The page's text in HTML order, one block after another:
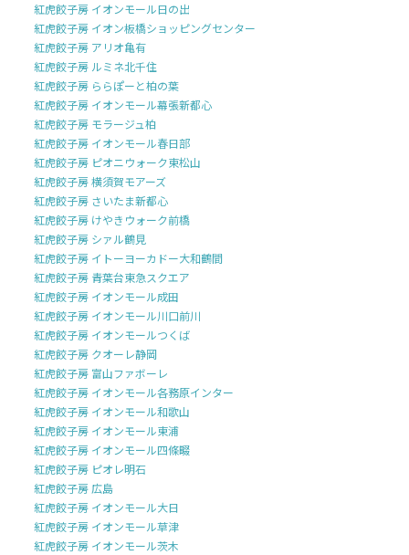
紅虎餃子房 イオンモール日の出
紅虎餃子房 イオン板橋ショッピングセンター
紅虎餃子房 アリオ亀有
紅虎餃子房 ルミネ北千住
紅虎餃子房 ららぽーと柏の葉
紅虎餃子房 イオンモール幕張新都心
紅虎餃子房 モラージュ柏
紅虎餃子房 イオンモール春日部
紅虎餃子房 ピオニウォーク東松山
紅虎餃子房 横須賀モアーズ
紅虎餃子房 さいたま新都心
紅虎餃子房 けやきウォーク前橋
紅虎餃子房 シァル鶴見
紅虎餃子房 イトーヨーカドー大和鶴間
紅虎餃子房 青葉台東急スクエア
紅虎餃子房 イオンモール成田
紅虎餃子房 イオンモール川口前川
紅虎餃子房 イオンモールつくば
紅虎餃子房 クオーレ静岡
紅虎餃子房 富山ファボーレ
紅虎餃子房 イオンモール各務原インター
紅虎餃子房 イオンモール和歌山
紅虎餃子房 イオンモール東浦
紅虎餃子房 イオンモール四條畷
紅虎餃子房 ピオレ明石
紅虎餃子房 広島
紅虎餃子房 イオンモール大日
紅虎餃子房 イオンモール草津
紅虎餃子房 イオンモール茨木